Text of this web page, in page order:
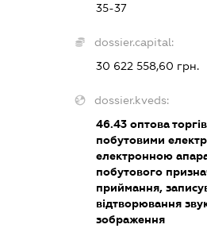
35-37
dossier.capital:
30 622 558,60 грн.
dossier.kveds:
46.43 оптова
побутовими
електронною
побутового
приймання,
відтворювання
зображення